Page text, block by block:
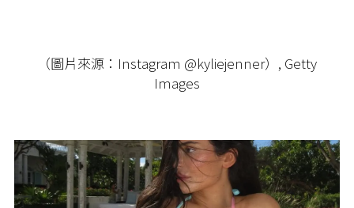
（圖片來源：Instagram @kyliejenner）, Getty
Images